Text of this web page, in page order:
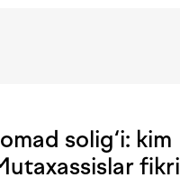
solig‘i: kim
fikri